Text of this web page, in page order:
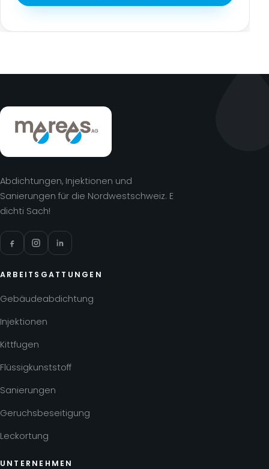
Abdichtungen, Injektionen und
Sanierungen für die Nordwestschweiz. E
dichti Sach!
ARBEITSGATTUNGEN
Gebäudeabdichtung
Injektionen
Kittfugen
Flüssigkunststoff
Sanierungen
Geruchsbeseitigung
Leckortung
UNTERNEHMEN